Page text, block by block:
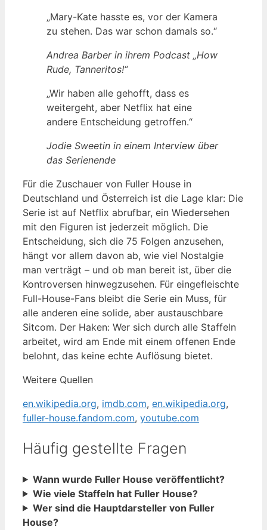
„Mary-Kate hasste es, vor der Kamera
zu stehen. Das war schon damals so.“
Andrea Barber in ihrem Podcast „How
Rude, Tanneritos!“
„Wir haben alle gehofft, dass es
weitergeht, aber Netflix hat eine
andere Entscheidung getroffen.“
Jodie Sweetin in einem Interview über
das Serienende
Für die Zuschauer von Fuller House in
Deutschland und Österreich ist die Lage klar: Die
Serie ist auf Netflix abrufbar, ein Wiedersehen
mit den Figuren ist jederzeit möglich. Die
Entscheidung, sich die 75 Folgen anzusehen,
hängt vor allem davon ab, wie viel Nostalgie
man verträgt – und ob man bereit ist, über die
Kontroversen hinwegzusehen. Für eingefleischte
Full-House-Fans bleibt die Serie ein Muss, für
alle anderen eine solide, aber austauschbare
Sitcom. Der Haken: Wer sich durch alle Staffeln
arbeitet, wird am Ende mit einem offenen Ende
belohnt, das keine echte Auflösung bietet.
Weitere Quellen
en.wikipedia.org, imdb.com, en.wikipedia.org,
fuller-house.fandom.com, youtube.com
Häufig gestellte Fragen
Wann wurde Fuller House veröffentlicht?
Wie viele Staffeln hat Fuller House?
Wer sind die Hauptdarsteller von Fuller
House?